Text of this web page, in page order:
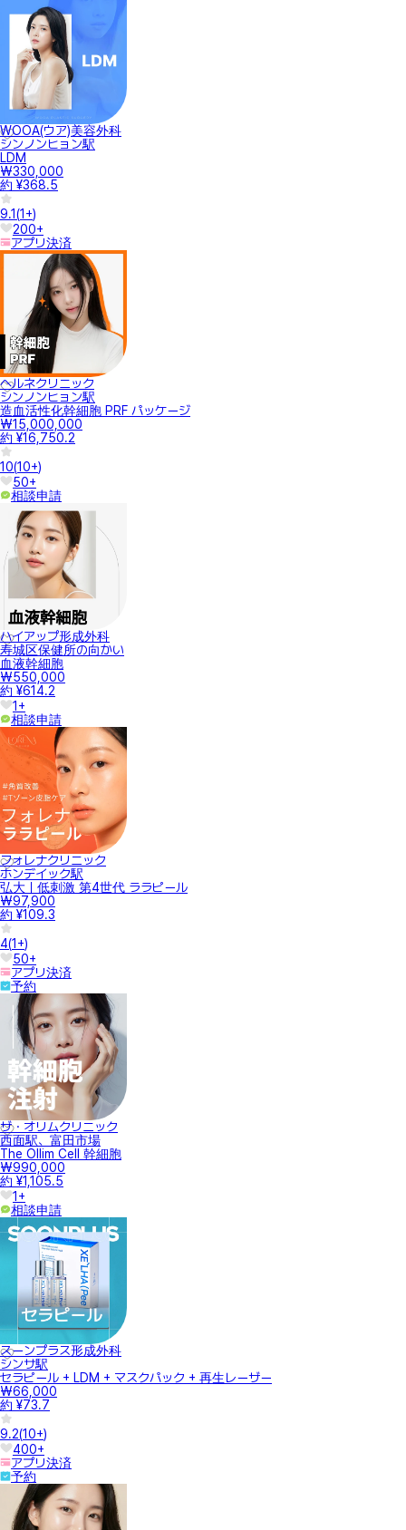
WOOA(ウア)美容外科
シンノンヒョン駅
LDM
₩330,000
約 ¥368.5
9.1(1+)
200+
アプリ決済
ヘルネクリニック
シンノンヒョン駅
造血活性化幹細胞 PRF パッケージ
₩15,000,000
約 ¥16,750.2
10(10+)
50+
相談申請
ハイアップ形成外科
寿城区保健所の向かい
血液幹細胞
₩550,000
約 ¥614.2
1+
相談申請
フォレナクリニック
ホンデイック駅
弘大｜低刺激 第4世代 ララピール
₩97,900
約 ¥109.3
4(1+)
50+
アプリ決済
予約
ザ・オリムクリニック
西面駅、富田市場
The Ollim Cell 幹細胞
₩990,000
約 ¥1,105.5
1+
相談申請
スーンプラス形成外科
シンサ駅
セラピール + LDM + マスクパック + 再生レーザー
₩66,000
約 ¥73.7
9.2(10+)
400+
アプリ決済
予約